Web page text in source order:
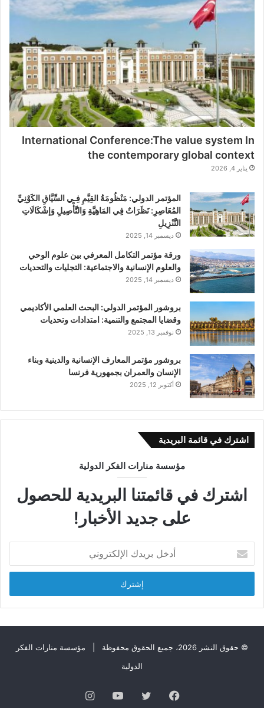
International Conference:The value system In
the contemporary global context
يناير 4, 2026
المؤتمر الدولي: مَنْظُومَةُ القِيَّمِ فِـي السِّيَّاقِ الكَوْنِيِّ
المُعَاصِرِ: نَظَرَاتٌ فِي المَاهِيَّةِ وَالتَّأْصِيلِ وَإشْكَالَاتِ
التَّنْزِيلِ
ديسمبر 14, 2025
ورقة مؤتمر التكامل المعرفي بين علوم الوحي
والعلوم الإنسانية والاجتماعية: التجليات والتحديات
ديسمبر 14, 2025
بروشور المؤتمر الدولي: اﻟﺒﺤﺚ اﻟﻌﻠﻤﻲ اﻷﻛﺎدﻳﻤﻲ
وﻗﻀﺎﻳﺎ اﻟﻤﺠﺘﻤﻊ واﻟﺘﻨﻤﻴﺔ: اﻣﺘﺪادات وتحديات
نوفمبر 13, 2025
بروشور مؤتمر المعارف الإنسانية والدينية وبناء
الإنسان والعمران بجمهورية فرنسا
أكتوبر 12, 2025
اشترك في قائمة البريدية
مؤسسة منارات الفكر الدولية
اشترك في قائمتنا البريدية للحصول
على جديد الأخبار!
خ
ب
ر
© حقوق النشر 2026، جميع الحقوق محفوظة |
مؤسسة منارات الفكر
الدولية
فيسبوك تويتر يوتيوب